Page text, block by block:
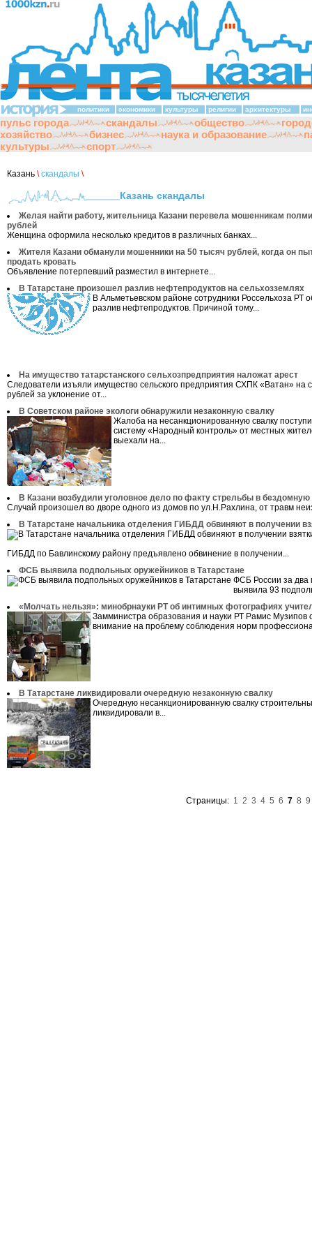
политики экономики культуры религии архитектуры
пульс города скандалы общество
хозяйство
бизнес наука и образование
культуры
спорт
Казань \ скандалы \
Казань скандалы
Желая найти работу, жительница Казани перевела мошенникам
рублей
Женщина оформила несколько кредитов в различных банках...
Жителя Казани обманули мошенники на 50 тысяч рублей, когда он
продать кровать
Объявление потерпевший разместил в интернете...
В Татарстане произошел разлив нефтепродуктов на сельхозземлях
В Альметьевском районе сотрудники Россельхоза РТ
разлив нефтепродуктов. Причиной тому...
На имущество татарстанского сельхозпредприятия наложат арест
Следователи изъяли имущество сельского предприятия СХПК «Ватан» на
рублей за уклонение от...
В Советском районе экологи обнаружили незаконную свалку
Жалоба на несанкционированную свалку
систему «Народный контроль» от местных
выехали на...
В Казани возбудили уголовное дело по факту стрельбы в бездомную
Случай произошел во дворе одного из домов по ул.Н.Рахлина, от травм
В Татарстане начальника отделения ГИБДД обвиняют в получении
ГИБДД по Бавлинскому району предъявлено обвинение в получении...
ФСБ выявила подпольных оружейников в Татарстане
ФСБ России за два
выявила 93
«Молчать нельзя»: минобрнауки РТ об интимных фотографиях
Замминистра образования и науки РТ Рамис Музипов
внимание на проблему соблюдения норм
В Татарстане ликвидировали очередную незаконную свалку
Очередную несанкционированную свалку
ликвидировали в...
Страницы: 1 2 3 4 5 6 7 8 9